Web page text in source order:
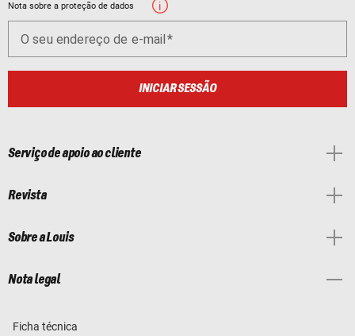
Nota sobre a proteção de dados
O seu endereço de e-mail
INICIAR SESSÃO
Serviço de apoio ao cliente
Revista
Sobre a Louis
Nota legal
Ficha técnica